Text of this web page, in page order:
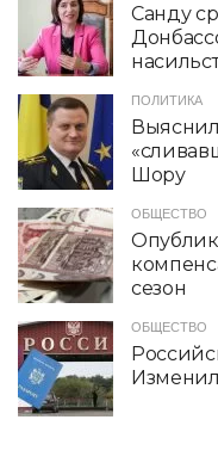
Санду
ПОЛИТИКА
Шору
ОБЩЕСТВО
сезон
ОБЩЕСТВО